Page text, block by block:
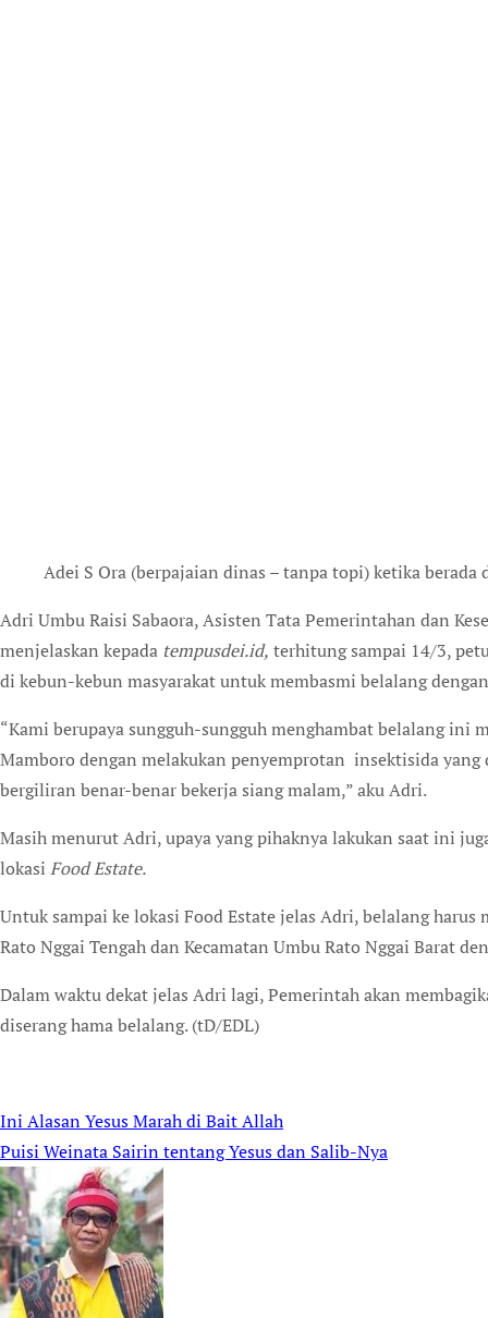
Adei S Ora (berpajaian dinas – tanpa topi) ketika berada
Adri Umbu Raisi Sabaora, Asisten Tata Pemerintahan dan
menjelaskan kepada tempusdei.id, terhitung sampai 14/3,
di kebun-kebun masyarakat untuk membasmi belalang
“Kami berupaya sungguh-sungguh menghambat belalang ini
Mamboro dengan melakukan penyemprotan insektisida yang
bergiliran benar-benar bekerja siang malam,” aku Adri.
Masih menurut Adri, upaya yang pihaknya lakukan saat ini
lokasi Food Estate.
Untuk sampai ke lokasi Food Estate jelas Adri, belalang
Rato Nggai Tengah dan Kecamatan Umbu Rato Nggai Barat
Dalam waktu dekat jelas Adri lagi, Pemerintah akan
diserang hama belalang. (tD/EDL)
Post
navigation
Ini Alasan Yesus Marah di Bait Allah
Puisi Weinata Sairin tentang Yesus dan Salib-Nya